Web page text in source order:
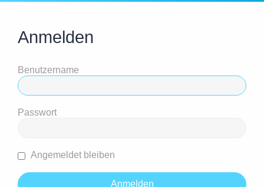
Anmelden
Benutzername
Passwort
Angemeldet bleiben